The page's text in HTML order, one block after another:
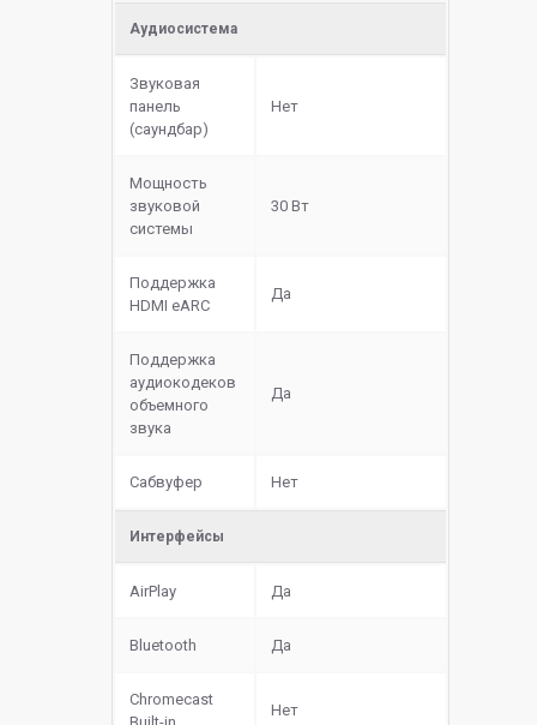
Аудиосистема
Звуковая
панель
(саундбар)
Нет
Мощность
звуковой
системы
30 Вт
Поддержка
HDMI eARC
Да
Поддержка
аудиокодеков
объемного
звука
Да
Сабвуфер Нет
Интерфейсы
AirPlay Да
Bluetooth Да
Chromecast
Нет